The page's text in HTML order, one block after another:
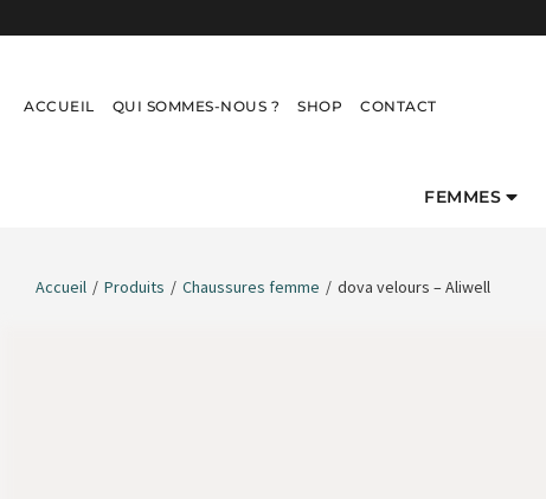
ACCUEIL QUI SOMMES-NOUS ? SHOP CONTACT
FEMMES
Accueil / Produits / Chaussures femme / dova velours – Aliwell